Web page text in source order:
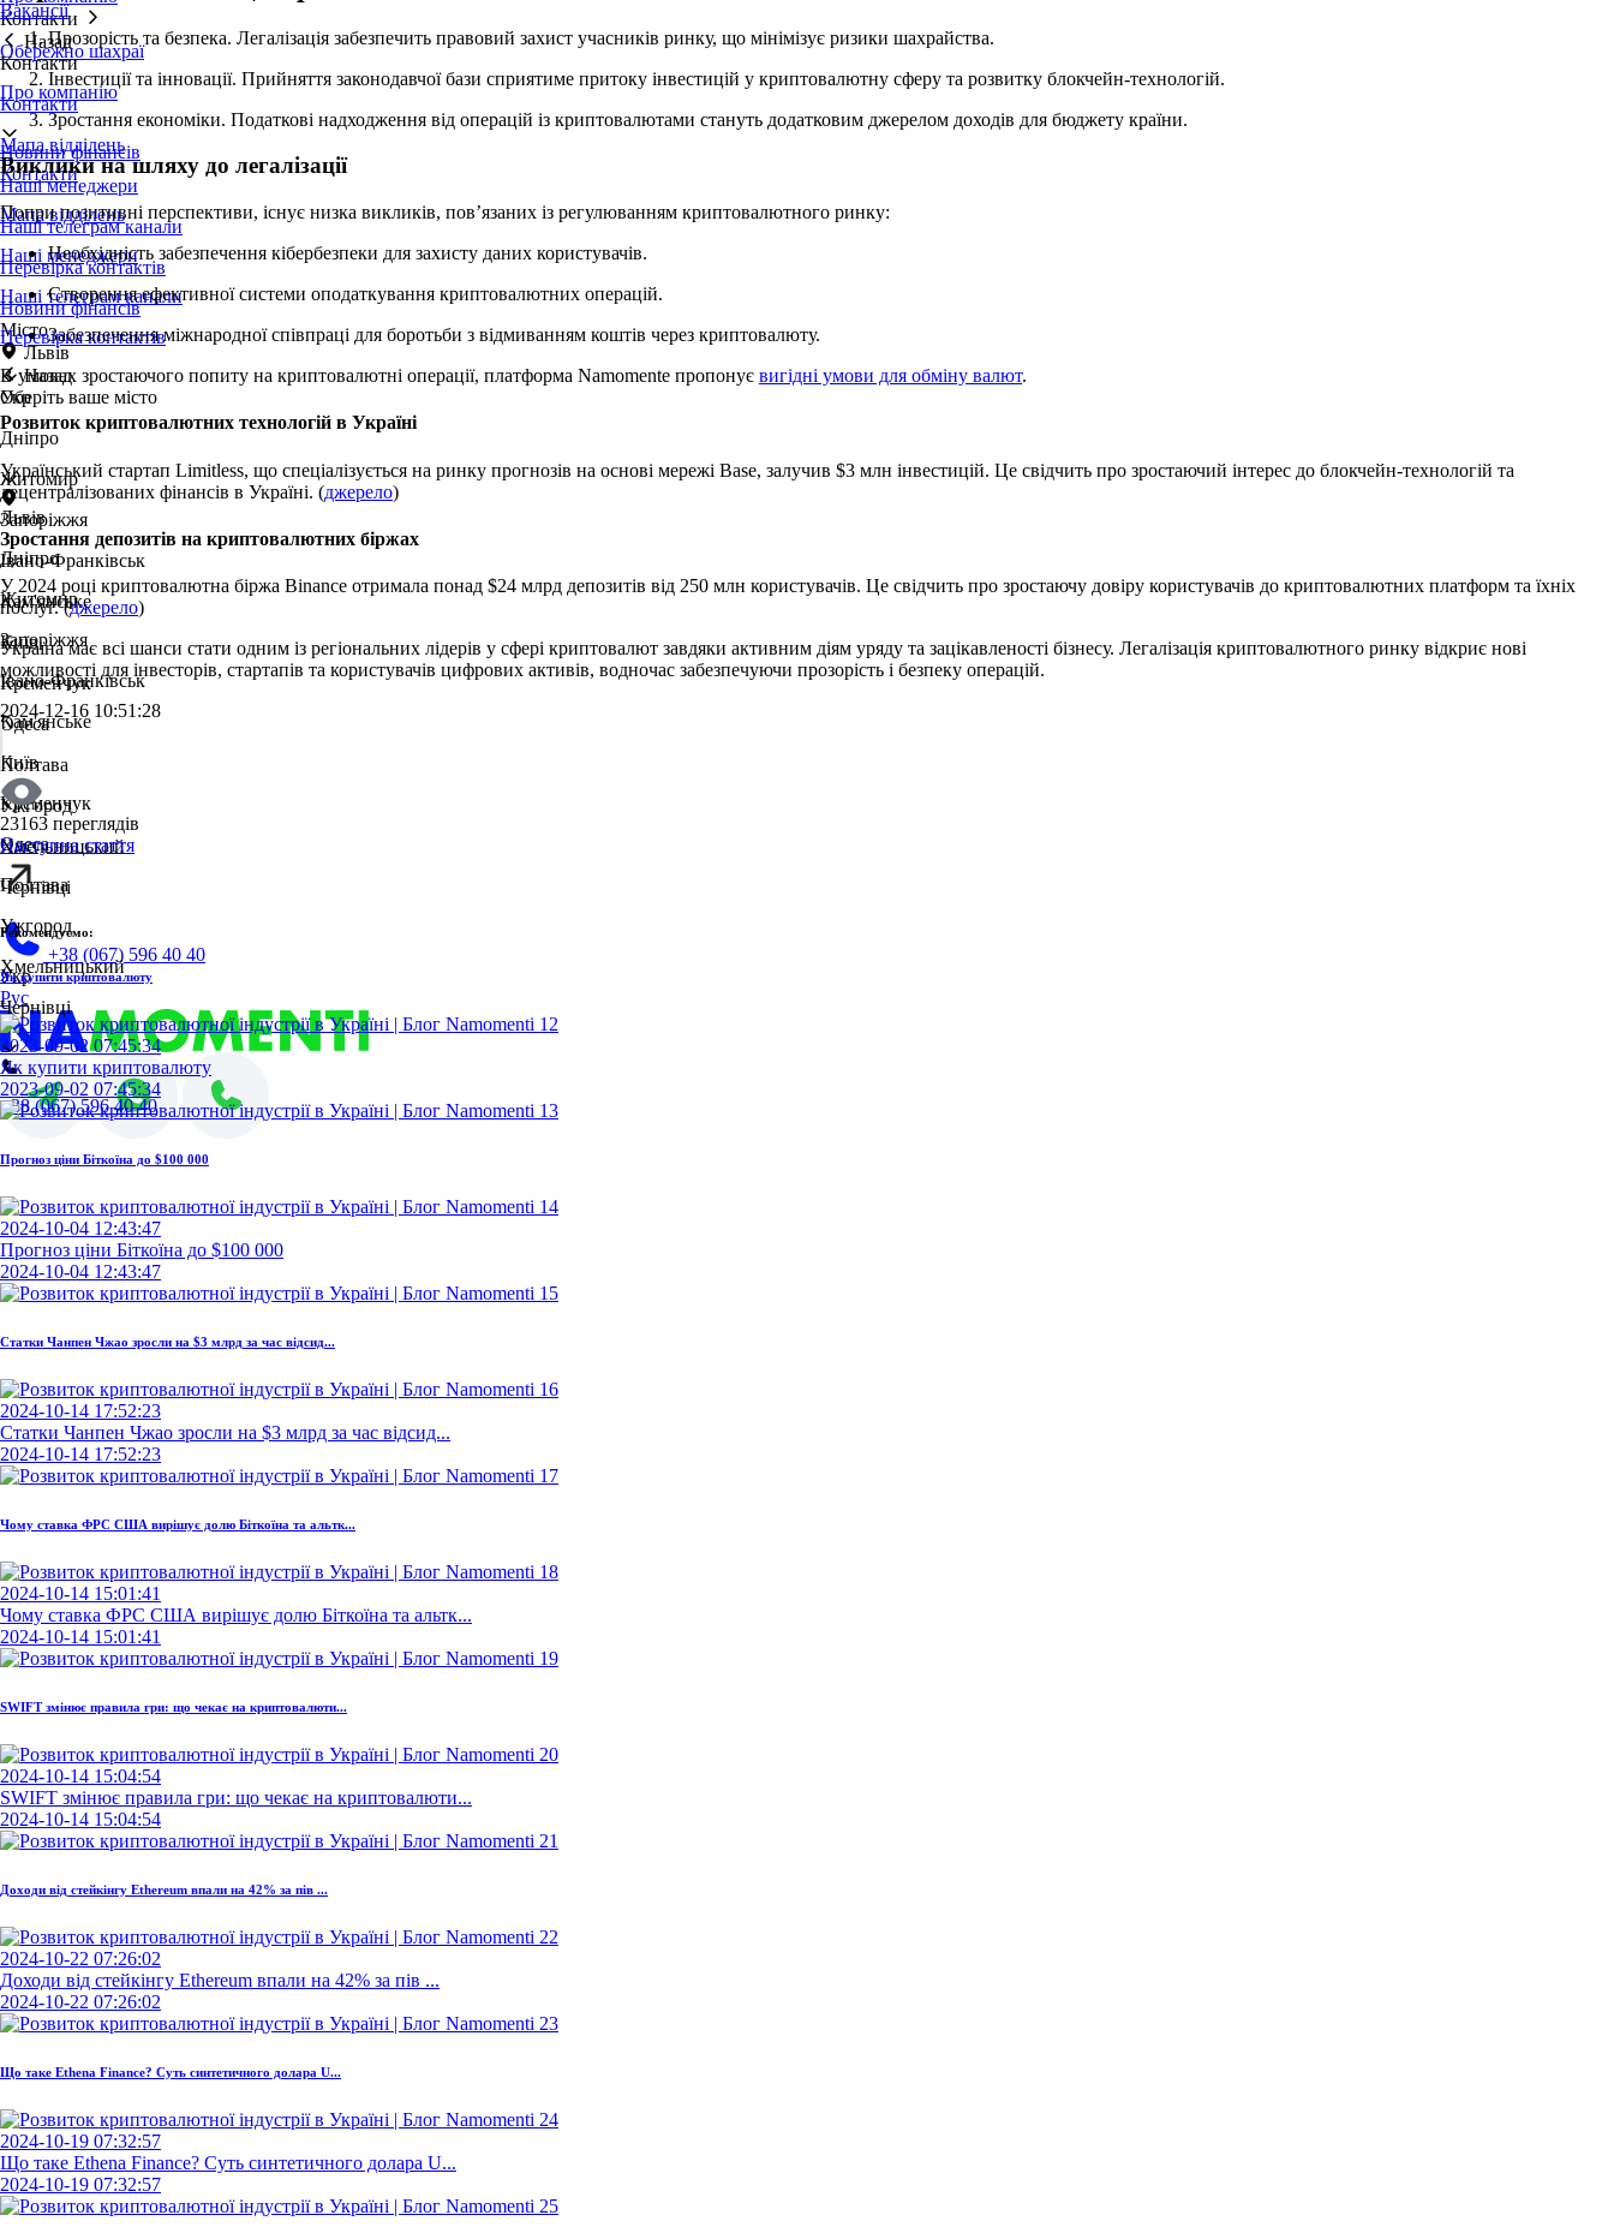
Контакти
Назад
Контакти
Контакти
Мапа відділень
Наші менеджери
Наші телеграм канали
Перевірка контактів
Новини фінансів
Місто
Львів
Назад
Оберіть ваше місто
Дніпро
Житомир
Запоріжжя
Івано-Франківськ
Кам'янське
Київ
Кременчук
Одеса
Полтава
Ужгород
Хмельницький
Чернівці
+38 (067) 596 40 40
Укр
Рус
Вакансії
Обережно шахраї
Про компанію
Новини фінансів
Контакти
Мапа відділень
Наші менеджери
Наші телеграм канали
Перевірка контактів
Укр
Львів
Дніпро
Житомир
Запоріжжя
Івано-Франківськ
Кам'янське
Київ
Кременчук
Одеса
Полтава
Ужгород
Хмельницький
Чернівці
+38 (067) 596 40 40
Прозорість та безпека. Легалізація забезпечить правовий захист учасників ринку, що мінімізує ризики шахрайства.
Інвестиції та інновації. Прийняття законодавчої бази сприятиме притоку інвестицій у криптовалютну сферу та розвитку блокчейн-технологій.
Зростання економіки. Податкові надходження від операцій із криптовалютами стануть додатковим джерелом доходів для бюджету країни.
Виклики на шляху до легалізації
Попри позитивні перспективи, існує низка викликів, пов’язаних із регулюванням криптовалютного ринку:
Необхідність забезпечення кібербезпеки для захисту даних користувачів.
Створення ефективної системи оподаткування криптовалютних операцій.
Забезпечення міжнародної співпраці для боротьби з відмиванням коштів через криптовалюту.
В умовах зростаючого попиту на криптовалютні операції, платформа Namomente пропонує вигідні умови для обміну валют.
Розвиток криптовалютних технологій в Україні
Український стартап Limitless, що спеціалізується на ринку прогнозів на основі мережі Base, залучив $3 млн інвестицій. Це свідчить про зростаючий інтерес до блокчейн-технологій та
децентралізованих фінансів в Україні. (джерело)
Зростання депозитів на криптовалютних біржах
У 2024 році криптовалютна біржа Binance отримала понад $24 млрд депозитів від 250 млн користувачів. Це свідчить про зростаючу довіру користувачів до криптовалютних платформ та їхніх
послуг. (джерело)
Україна має всі шанси стати одним із регіональних лідерів у сфері криптовалют завдяки активним діям уряду та зацікавленості бізнесу. Легалізація криптовалютного ринку відкриє нові
можливості для інвесторів, стартапів та користувачів цифрових активів, водночас забезпечуючи прозорість і безпеку операцій.
2024-12-16 10:51:28
23163 переглядів
Наступна стаття
Рекомендуємо:
Як купити криптовалюту
2023-09-02 07:45:34
Як купити криптовалюту
2023-09-02 07:45:34
Прогноз ціни Біткоїна до $100 000
2024-10-04 12:43:47
Прогноз ціни Біткоїна до $100 000
2024-10-04 12:43:47
Статки Чанпен Чжао зросли на $3 млрд за час відсид...
2024-10-14 17:52:23
Статки Чанпен Чжао зросли на $3 млрд за час відсид...
2024-10-14 17:52:23
Чому ставка ФРС США вирішує долю Біткоїна та альтк...
2024-10-14 15:01:41
Чому ставка ФРС США вирішує долю Біткоїна та альтк...
2024-10-14 15:01:41
SWIFT змінює правила гри: що чекає на криптовалюти...
2024-10-14 15:04:54
SWIFT змінює правила гри: що чекає на криптовалюти...
2024-10-14 15:04:54
Доходи від стейкінгу Ethereum впали на 42% за пів ...
2024-10-22 07:26:02
Доходи від стейкінгу Ethereum впали на 42% за пів ...
2024-10-22 07:26:02
Що таке Ethena Finance? Суть синтетичного долара U...
2024-10-19 07:32:57
Що таке Ethena Finance? Суть синтетичного долара U...
2024-10-19 07:32:57